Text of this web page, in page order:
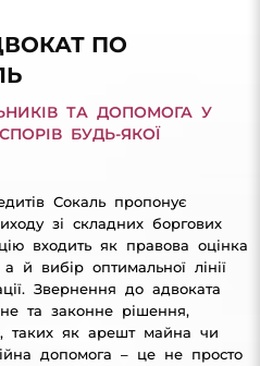
ПО
ТА ДОПОМОГА У
БУДЬ-ЯКОЇ
Сокаль пропонує
зі складних боргових
входить як правова оцінка
й вибір оптимальної лінії
Звернення до адвоката
та законне рішення,
таких як арешт майна чи
допомога – це не просто